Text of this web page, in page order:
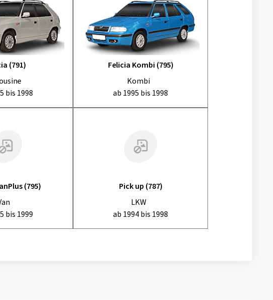
(791)
bis 1998
Felicia Kombi (795)
Kombi
ab 1995 bis 1998
(795)
bis 1999
Pick up (787)
LKW
ab 1994 bis 1998